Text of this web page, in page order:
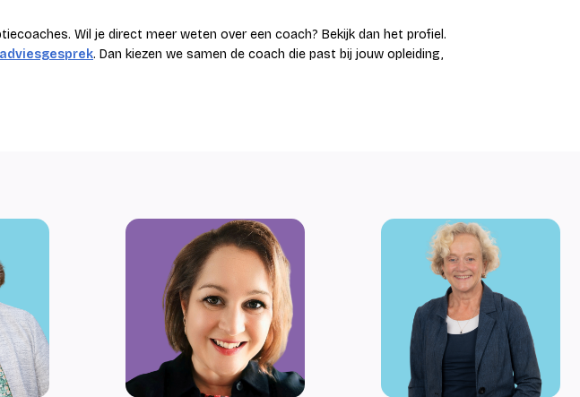
Wil je direct meer weten over een coach? Bekijk dan het profiel.
. Dan kiezen we samen de coach die past bij jouw opleiding,